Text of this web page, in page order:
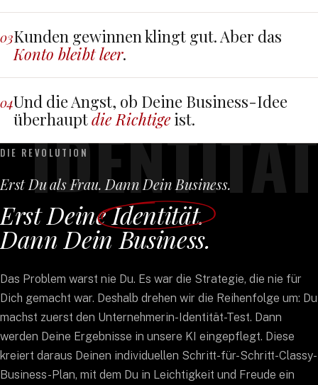
03Kunden gewinnen klingt gut. Aber das
Konto bleibt leer.
04Und die Angst, ob Deine Business-Idee
überhauptdie Richtigeist.
IDENTITÄT
DIE REVOLUTION
Erst Du als Frau. Dann Dein Business.
Erst DeineIdentität.
Dann Dein Business.
Das Problem warst nie Du. Es war die Strategie, die nie für
Dich gemacht war. Deshalb drehen wir die Reihenfolge um: Du
machst zuerst den Unternehmerin-Identität-Test. Dann
werden Deine Ergebnisse in unsere KI eingepflegt. Diese
kreiert daraus Deinen individuellen Schritt-für-Schritt-Classy-
Business-Plan, mit dem Du in Leichtigkeit und Freude ein